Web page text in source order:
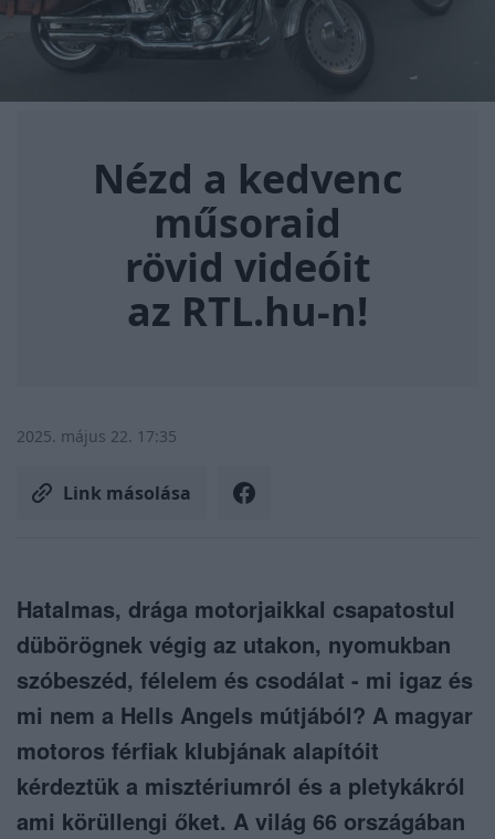
Nézd a kedvenc
műsoraid
rövid videóit
az RTL.hu-n!
2025. május 22. 17:35
Link másolása
Hatalmas, drága motorjaikkal csapatostul
dübörögnek végig az utakon, nyomukban
szóbeszéd, félelem és csodálat - mi igaz és
mi nem a Hells Angels mútjából? A magyar
motoros férfiak klubjának alapítóit
kérdeztük a misztériumról és a pletykákról
ami körüllengi őket. A világ 66 országában